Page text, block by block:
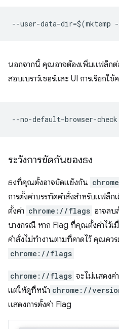
นอกจากนี้ คุณอาจต้องเพิ่มแฟล็กต่
สอบเบราว์เซอร์และ UI การเรียกใช้
ระวังการขัดกันของธง
ธงที่คุณตั้งอาจขัดแย้งกัน
การตั้งค่าบรรทัดคำสั่งสำหรับแฟล็ก
ตั้งค่า chrome://flags อาจลบ
บางกรณี หาก Flag ที่คุณตั้งค่าไว้เ
คำสั่งไม่ทำงานตามที่คาดไว้ คุณคว
chrome://flags
chrome://flags จะไม่แสดงค่
แต่ให้ดูที่หน้า chrome://
แสดงการตั้งค่า Flag